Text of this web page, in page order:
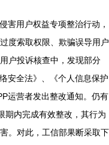
害用户权益专项整治行动，
度索取权限、欺骗误导用户
户投诉核查中，发现部分
安全法》、《个人信息保护
运营者发出整改通知。仍有
期内完成有效整改，其行为
。对此，工信部果断采取下